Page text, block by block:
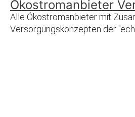
Ökostromanbieter
Alle Ökostromanbieter mit
Versorgungskonzepten der